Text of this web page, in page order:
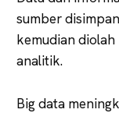
sumber
kemudian
analitik.
Big data